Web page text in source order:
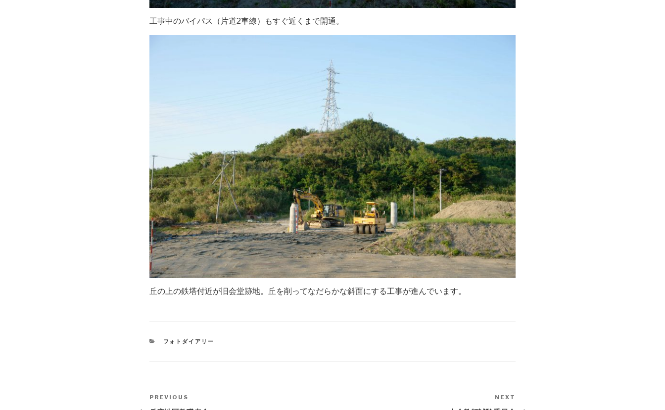
工事中のバイパス（片道2車線）もすぐ近くまで開通。
丘の上の鉄塔付近が旧会堂跡地。丘を削ってなだらかな斜面にする工事が進んでいます。
CATEGORIES
フォトダイアリー
Post
Previous
PREVIOUS NEXT